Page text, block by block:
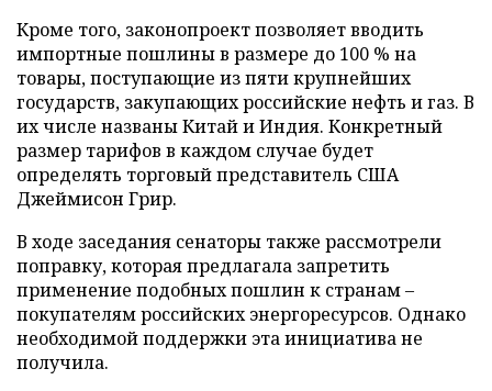
Кроме того, законопроект позволяет вводить
импортные пошлины в размере до 100 % на
товары, поступающие из пяти крупнейших
государств, закупающих российские нефть и газ. В
их числе названы Китай и Индия. Конкретный
размер тарифов в каждом случае будет
определять торговый представитель США
Джеймисон Грир.
В ходе заседания сенаторы также рассмотрели
поправку, которая предлагала запретить
применение подобных пошлин к странам –
покупателям российских энергоресурсов. Однако
необходимой поддержки эта инициатива не
получила.